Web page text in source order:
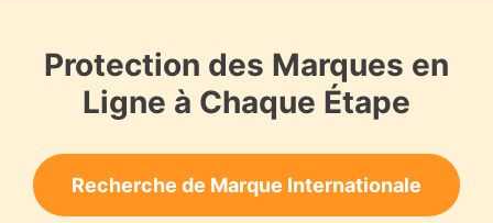
Protection des Marques en
Ligne à Chaque Étape
Recherche de Marque Internationale